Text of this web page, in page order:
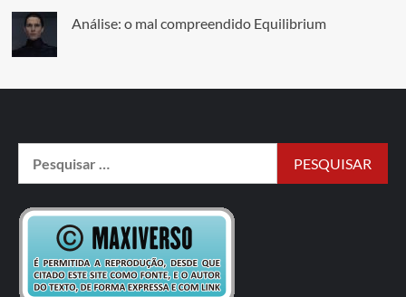
Análise: o mal compreendido Equilibrium